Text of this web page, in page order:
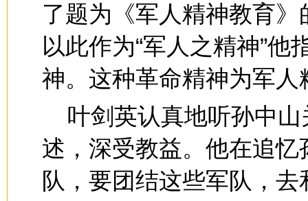
了题为《军人精神教育
以此作为“军人之精神”
神。这种革命精神为军人
叶剑英认真地听孙中
述，深受教益。他在追
队，要团结这些军队，